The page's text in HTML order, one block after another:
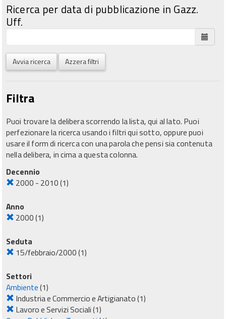
Ricerca per data di pubblicazione in Gazz.
Uff.
Avvia ricerca Azzera filtri
Filtra
Puoi trovare la delibera scorrendo la lista, qui al lato. Puoi
perfezionare la ricerca usando i filtri qui sotto, oppure puoi
usare il form di ricerca con una parola che pensi sia contenuta
nella delibera, in cima a questa colonna.
Decennio
2000 - 2010(1)
Anno
2000(1)
Seduta
15/febbraio/2000(1)
Settori
Ambiente(1)
Industria e Commercio e Artigianato(1)
Lavoro e Servizi Sociali(1)